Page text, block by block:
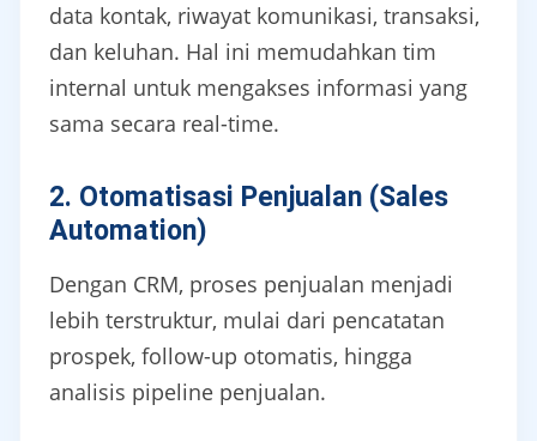
data kontak, riwayat komunikasi, transaksi,
dan keluhan. Hal ini memudahkan tim
internal untuk mengakses informasi yang
sama secara real-time.
2. Otomatisasi Penjualan (Sales
Automation)
Dengan CRM, proses penjualan menjadi
lebih terstruktur, mulai dari pencatatan
prospek, follow-up otomatis, hingga
analisis pipeline penjualan.